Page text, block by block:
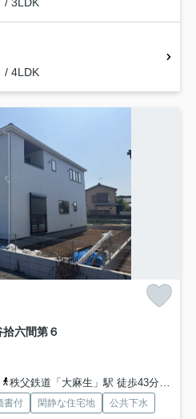
/ 4LDK
拾六間第６
秩父鉄道「大麻生」駅 徒歩43分
書付 閑静な住宅地
公共下水